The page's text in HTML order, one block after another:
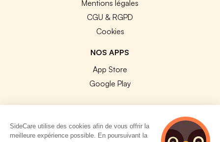
Mentions légales
CGU & RGPD
Cookies
NOS APPS
App Store
Google Play
SideCare utilise des cookies afin de vous offrir la
meilleure expérience possible. En poursuivant la